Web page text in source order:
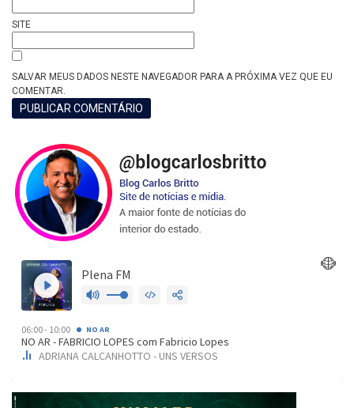
SITE
SALVAR MEUS DADOS NESTE NAVEGADOR PARA A PRÓXIMA VEZ QUE EU
COMENTAR.